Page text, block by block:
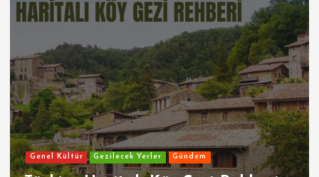
Genel Kültür Gezilecek Yerler Gündem